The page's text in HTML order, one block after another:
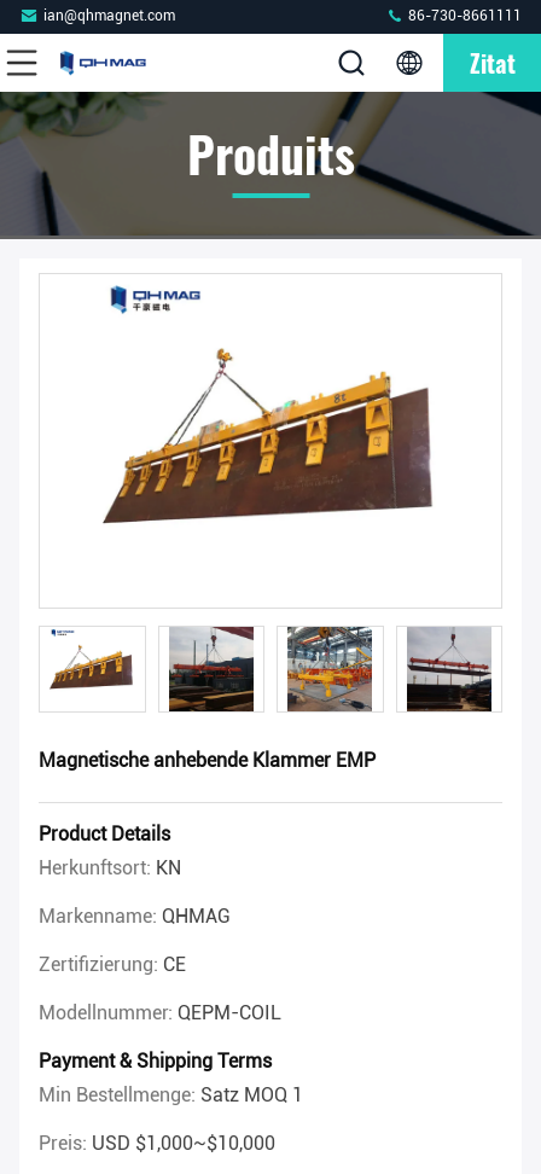
ian@qhmagnet.com 86-730-8661111
Zitat
Produits
Magnetische anhebende Klammer EMP
Product Details
Herkunftsort: KN
Markenname: QHMAG
Zertifizierung: CE
Modellnummer: QEPM-COIL
Payment & Shipping Terms
Min Bestellmenge: Satz MOQ 1
Preis: USD $1,000~$10,000